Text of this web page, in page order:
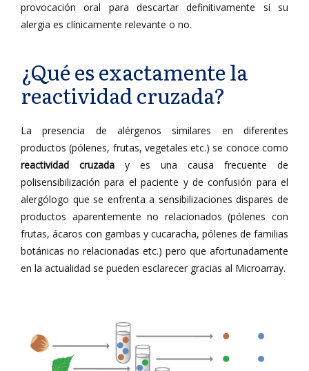
provocación oral para descartar definitivamente si su
alergia es clínicamente relevante o no.
¿Qué es exactamente la
reactividad cruzada?
La presencia de alérgenos similares en diferentes
productos (pólenes, frutas, vegetales etc.) se conoce como
reactividad cruzada y es una causa frecuente de
polisensibilización para el paciente y de confusión para el
alergólogo que se enfrenta a sensibilizaciones dispares de
productos aparentemente no relacionados (pólenes con
frutas, ácaros con gambas y cucaracha, pólenes de familias
botánicas no relacionadas etc.) pero que afortunadamente
en la actualidad se pueden esclarecer gracias al Microarray.